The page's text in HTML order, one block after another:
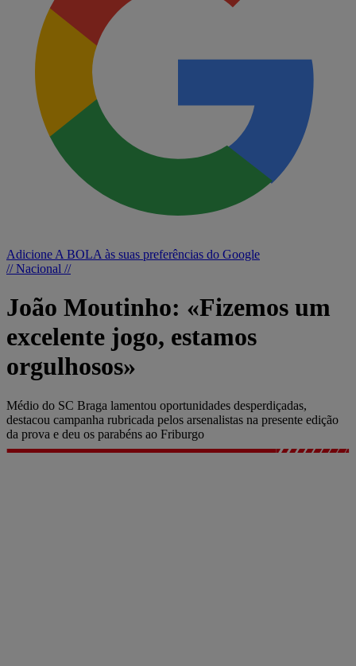
Adicione A BOLA às suas preferências do Google
// Nacional //
João Moutinho: «Fizemos um
excelente jogo, estamos
orgulhosos»
Médio do SC Braga lamentou oportunidades desperdiçadas,
destacou campanha rubricada pelos arsenalistas na presente edição
da prova e deu os parabéns ao Friburgo